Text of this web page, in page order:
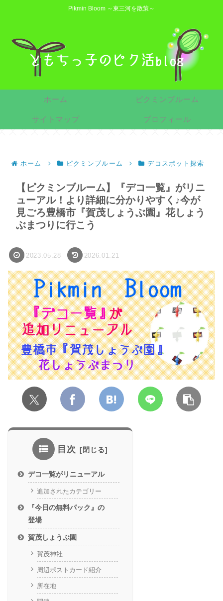
Pikmin Bloom ～東三河を散策～
ホーム ピクミンブルーム
サイトマップ プロフィール
ホーム ピクミンブルーム デコスポット探索
【ピクミンブルーム】『デコ一覧』がリニ
ューアル！より詳細に分かりやすく♪今が
見ごろ豊橋市『賀茂しょうぶ園』花しょう
ぶまつりに行こう
2023.05.28 2026.01.21
目次
デコ一覧がリニューアル
追加されたカテゴリー
『今日の無料パック』の
登場
賀茂しょうぶ園
賀茂神社
周辺ポストカード紹介
所在地